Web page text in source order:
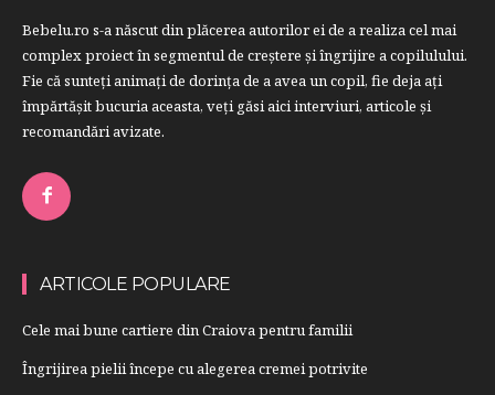
Bebelu.ro s-a născut din plăcerea autorilor ei de a realiza cel mai
complex proiect în segmentul de creştere şi îngrijire a copilulului.
Fie că sunteţi animaţi de dorinţa de a avea un copil, fie deja aţi
împărtăşit bucuria aceasta, veți găsi aici interviuri, articole şi
recomandări avizate.
ARTICOLE POPULARE
Cele mai bune cartiere din Craiova pentru familii
Îngrijirea pielii începe cu alegerea cremei potrivite